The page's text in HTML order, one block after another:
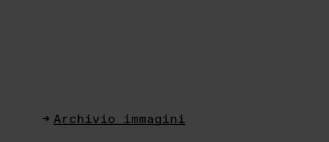
Archivio immagini